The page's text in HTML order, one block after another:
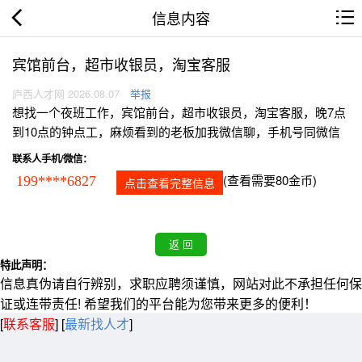
信息内容
宾馆前台，超市收银员，淘宝客服
庐西人才网 2026.08.07 举报
想找一个夜班工作，宾馆前台，超市收银员，淘宝客服，晚7点
到10点的钟点工，麻烦看到的老板加我微信聊，手机号同微信
联系人手机/微信：
199****6827 点击查看完整信息 (查看需要80金币)
特此声明：
信息真伪请自行辨别，求职应聘须谨慎，网站对此不承担任何保
证或连带责任! 希望我们的平台能为您带来更多的便利！
[联系客服] [最新找人才]